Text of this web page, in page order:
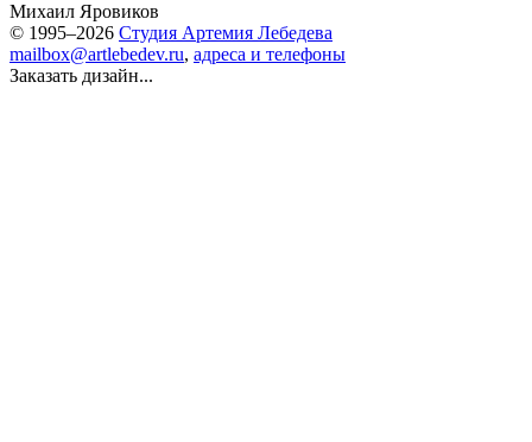
Михаил Яровиков
© 1995–2026 Студия Артемия Лебедева
mailbox@artlebedev.ru, адреса и телефоны
Заказать дизайн...